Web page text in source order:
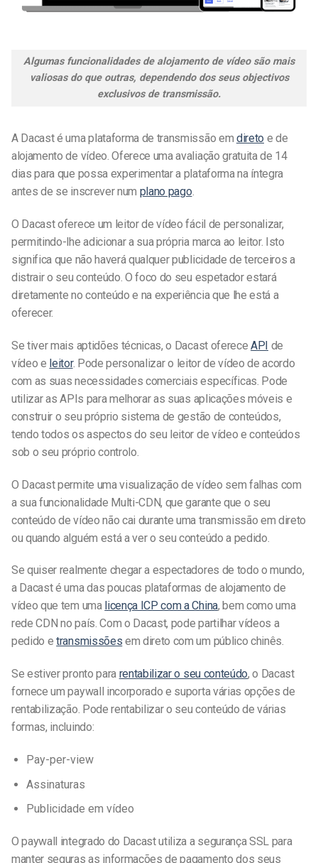
Algumas funcionalidades de alojamento de vídeo são mais
valiosas do que outras, dependendo dos seus objectivos
exclusivos de transmissão.
A Dacast é uma plataforma de transmissão em direto e de
alojamento de vídeo. Oferece uma avaliação gratuita de 14
dias para que possa experimentar a plataforma na íntegra
antes de se inscrever num plano pago.
O Dacast oferece um leitor de vídeo fácil de personalizar,
permitindo-lhe adicionar a sua própria marca ao leitor. Isto
significa que não haverá qualquer publicidade de terceiros a
distrair o seu conteúdo. O foco do seu espetador estará
diretamente no conteúdo e na experiência que lhe está a
oferecer.
Se tiver mais aptidões técnicas, o Dacast oferece API de
vídeo e leitor. Pode personalizar o leitor de vídeo de acordo
com as suas necessidades comerciais específicas. Pode
utilizar as APIs para melhorar as suas aplicações móveis e
construir o seu próprio sistema de gestão de conteúdos,
tendo todos os aspectos do seu leitor de vídeo e conteúdos
sob o seu próprio controlo.
O Dacast permite uma visualização de vídeo sem falhas com
a sua funcionalidade Multi-CDN, que garante que o seu
conteúdo de vídeo não cai durante uma transmissão em direto
ou quando alguém está a ver o seu conteúdo a pedido.
Se quiser realmente chegar a espectadores de todo o mundo,
a Dacast é uma das poucas plataformas de alojamento de
vídeo que tem uma licença ICP com a China, bem como uma
rede CDN no país. Com o Dacast, pode partilhar vídeos a
pedido etransmissões em direto com um público chinês.
Se estiver pronto para rentabilizar o seu conteúdo, o Dacast
fornece um paywall incorporado e suporta várias opções de
rentabilização. Pode rentabilizar o seu conteúdo de várias
formas, incluindo:
Pay-per-view
Assinaturas
Publicidade em vídeo
O paywall integrado do Dacast utiliza a segurança SSL para
manter seguras as informações de pagamento dos seus